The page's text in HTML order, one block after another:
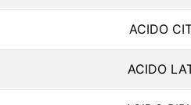
ACIDO
ACIDO